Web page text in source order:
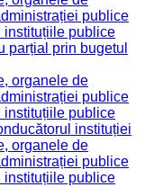
publice
instituțiile publice
parțial prin bugetul
organele de
publice
instituțiile publice
instituției
organele de
publice
instituțiile publice